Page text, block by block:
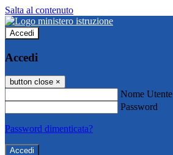
Salta al contenuto
Accedi
Accedi
button close ×
Nome Utente
Password
Password dimenticata?